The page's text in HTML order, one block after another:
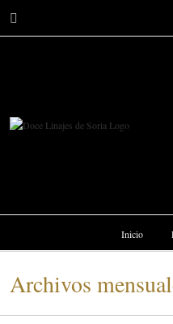
Inicio
Archivos